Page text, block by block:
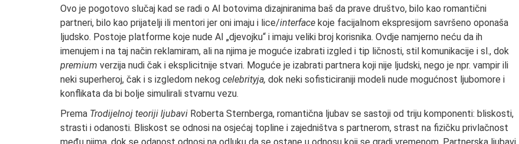
Ovo je pogotovo slučaj kad se radi o AI botovima dizajniranima baš da prave društvo, bilo kao romantični
partneri, bilo kao prijatelji ili mentori jer oni imaju i lice/interface koje facijalnom ekspresijom savršeno oponaša
ljudsko. Postoje platforme koje nude AI „djevojku“ i imaju veliki broj korisnika. Ovdje namjerno neću da ih
imenujem i na taj način reklamiram, ali na njima je moguće izabrati izgled i tip ličnosti, stil komunikacije i sl., dok
premium verzija nudi čak i eksplicitnije stvari. Moguće je izabrati partnera koji nije ljudski, nego je npr. vampir ili
neki superheroj, čak i s izgledom nekog celebrityja, dok neki sofisticiraniji modeli nude mogućnost ljubomore i
konflikata da bi bolje simulirali stvarnu vezu.
Prema Trodijelnoj teoriji ljubavi Roberta Sternberga, romantična ljubav se sastoji od triju komponenti: bliskosti,
strasti i odanosti. Bliskost se odnosi na osjećaj topline i zajedništva s partnerom, strast na fizičku privlačnost
među njima, dok se odanost odnosi na odluku da se ostane u odnosu koji se gradi vremenom. Partnerska ljubavi